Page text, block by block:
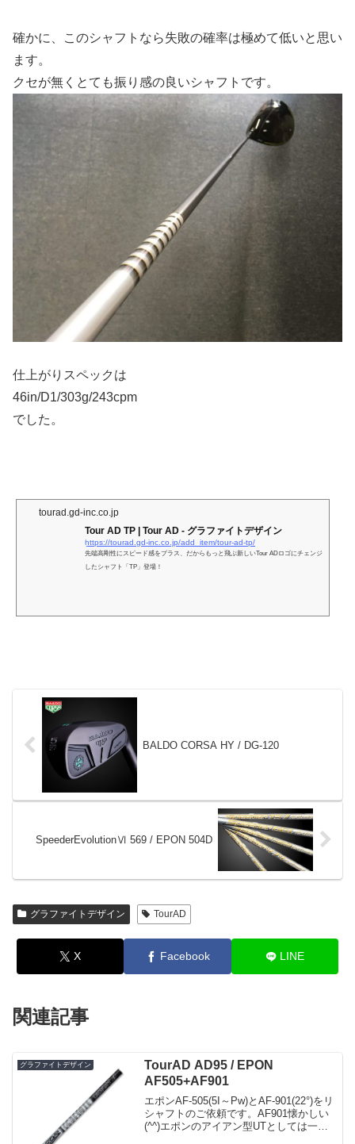
確かに、このシャフトなら失敗の確率は極めて低いと思い
ます。
クセが無くとても振り感の良いシャフトです。
仕上がりスペックは
46in/D1/303g/243cpm
でした。
tourad.gd-inc.co.jp
Tour AD TP | Tour AD - グラファイトデザイン
https://tourad.gd-inc.co.jp/add_item/tour-ad-tp/
先端高剛性にスピード感をプラス、だからもっと飛ぶ新しいTour ADロゴにチェンジ
したシャフト「TP」登場！
BALDO CORSA HY / DG-120
SpeederEvolutionⅥ 569 / EPON 504D
グラファイトデザイン TourAD
X Facebook LINE
関連記事
グラファイトデザイン
TourAD AD95 / EPON
AF505+AF901
エポンAF-505(5I～Pw)とAF-901(22°)をリ
シャフトのご依頼です。AF901懐かしい
(^^)エポンのアイアン型UTとしては一番